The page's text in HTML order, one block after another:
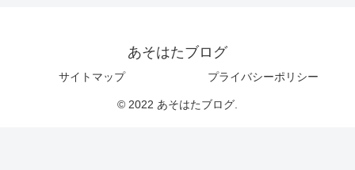
あそはたブログ
サイトマップ プライバシーポリシー
© 2022 あそはたブログ.